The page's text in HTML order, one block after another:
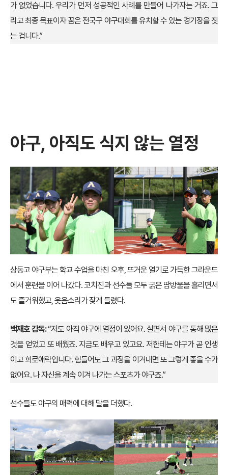
가 없었습니다. 우리가 먼저 성공적인 사례를 만들어 나가자는 거죠. 그
리고 최종 목표이자 꿈은 전국구 야구대회를 유치할 수 있는 경기장을 짓
는 겁니다.”
야구, 아직도 식지 않는 열정
상동고 야구부는 학교 수업을 마친 오후, 뜨거운 열기로 가득한 그라운드
에서 훈련을 이어 나갔다. 코치진과 선수들 모두 굵은 땀방울을 흘리면서
도 즐거워했고, 웃음소리가 잦게 들렸다.
백재호 감독:“저도 아직 야구에 열정이 있어요. 살면서 야구를 통해 많은
것을 얻었고 또 배웠죠. 지금도 배우고 있고요. 저한테는 야구가 곧 인생
이고 희로애락입니다. 힘들어도 그 과정을 이겨내면 또 그렇게 좋을 수가
없어요. 나 자신을 계속 이겨 나가는 스포츠가 야구죠.”
선수들도 야구의 매력에 대해 말을 더했다.